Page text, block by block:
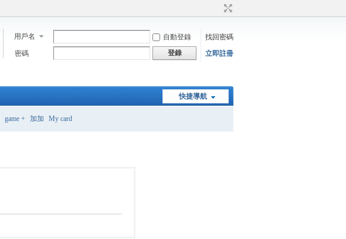
用戶名 自動登錄
找回密碼
密碼
登錄 立即註冊
快捷導航
game + 加加 My card